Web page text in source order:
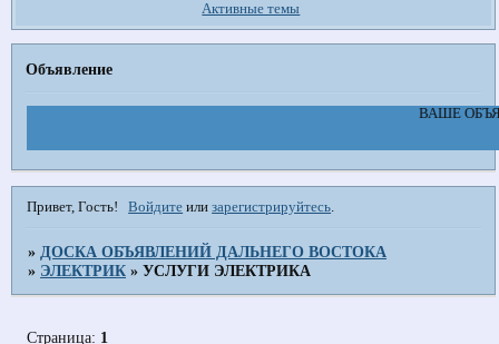
Активные темы
Объявление
ВАШЕ
Привет, Гость! Войдите илизарегистрируйтесь
»ДОСКА ОБЪЯВЛЕНИЙ ДАЛЬНЕГО ВОСТОКА
» ЭЛЕКТРИК »УСЛУГИ ЭЛЕКТРИКА
Страница: 1